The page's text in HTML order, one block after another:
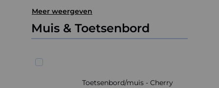
Meer weergeven
Muis & Toetsenbord
Toetsenbord/muis - Cherry